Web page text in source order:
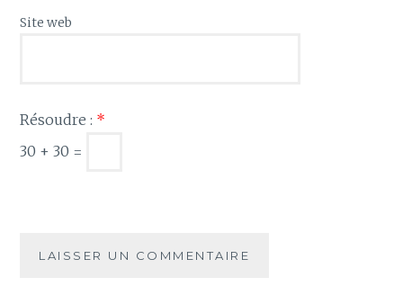
Site web
Résoudre : *
30 + 30 =